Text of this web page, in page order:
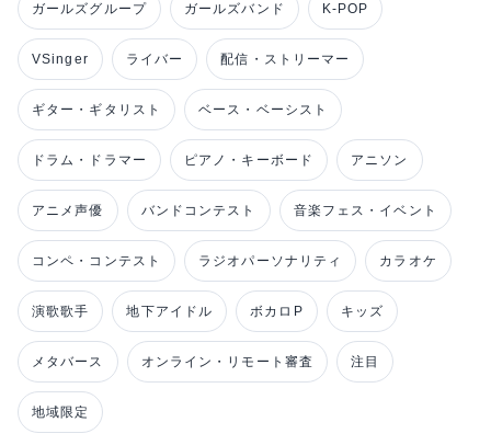
ガールズグループ ガールズバンド K-POP
VSinger ライバー 配信・ストリーマー
ギター・ギタリスト ベース・ベーシスト
ドラム・ドラマー ピアノ・キーボード アニソン
アニメ声優 バンドコンテスト 音楽フェス・イベント
コンペ・コンテスト ラジオパーソナリティ カラオケ
演歌歌手 地下アイドル ボカロP キッズ
メタバース オンライン・リモート審査 注目
地域限定